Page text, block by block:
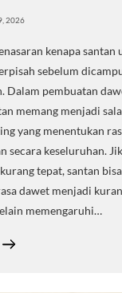
2026
kenapa santan
sebelum
Dalam pembuatan
memang menjadi
yang menentukan
secara keseluruhan.
tepat, santan
dawet menjadi
memengaruhi…